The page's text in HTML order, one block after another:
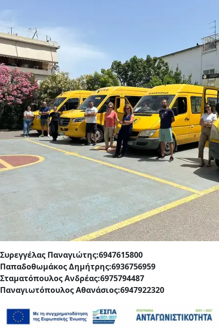
Συρεγγέλας Παναγιώτης:6947615800
Παπαδοθωμάκος Δημήτρης:6936756959
Σταματόπουλος Ανδρέας:6975794487
Παναγιωτόπουλος Αθανάσιος:6947922320